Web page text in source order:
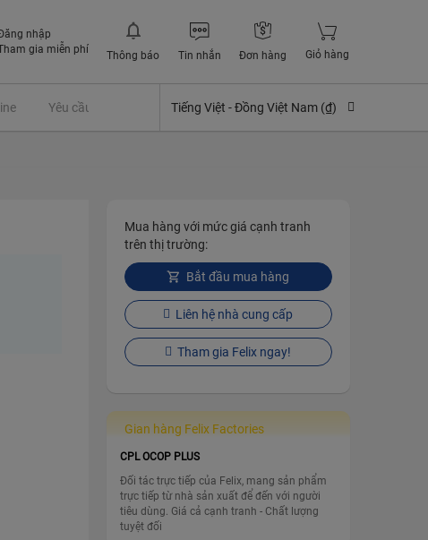
nhập
gia miễn phí
Thông báo Tin nhắn Đơn hàng Giỏ hàng
Yêu cầu quyền lợi bảo hiểmTiếng Việt -Đồng Việt Nam (₫)
Mua hàng với mức giá cạnh tranh
trên thị trường:
Bắt đầu mua hàng
Liên hệ nhà cung cấp
Tham gia Felix ngay!
Gian hàng Felix Factories
CPL OCOP PLUS
Đối tác trực tiếp của Felix, mang sản phẩm
trực tiếp từ nhà sản xuất để đến với người
tiêu dùng. Giá cả cạnh tranh - Chất lượng
tuyệt đối